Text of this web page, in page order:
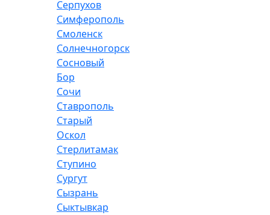
Серпухов
Симферополь
Смоленск
Солнечногорск
Сосновый
Бор
Сочи
Ставрополь
Старый
Оскол
Стерлитамак
Ступино
Сургут
Сызрань
Сыктывкар